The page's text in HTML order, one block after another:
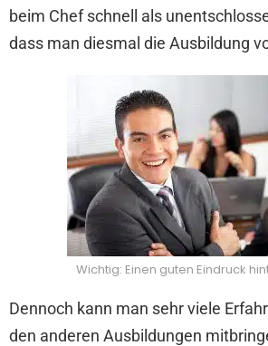
beim Chef schnell als
dass man diesmal die Ausbildung
Wichtig: Einen guten Eindruck
Dennoch kann man sehr viele
den anderen Ausbildungen